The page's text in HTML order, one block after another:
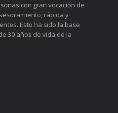
con gran vocación de
rápida y
Esto ha sido la base
30 años de vida de la